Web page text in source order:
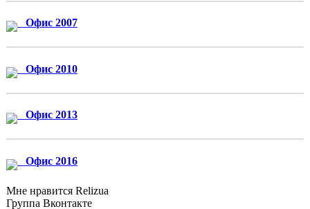
Офис 2007
Офис 2010
Офис 2013
Офис 2016
Мне нравится Relizua
Группа Вконтакте